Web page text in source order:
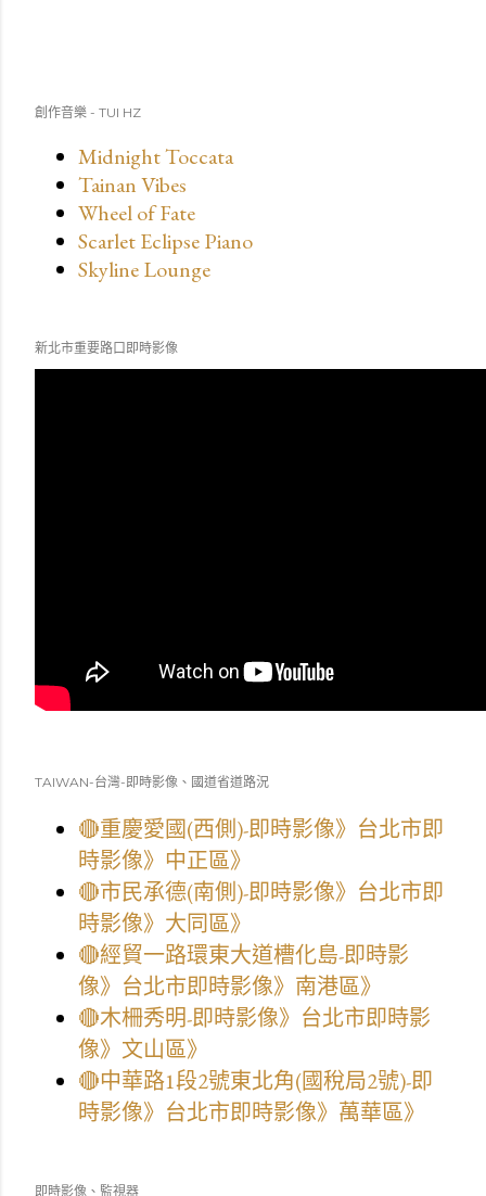
創作音樂 - TUI HZ
Midnight Toccata
Tainan Vibes
Wheel of Fate
Scarlet Eclipse Piano
Skyline Lounge
新北市重要路口即時影像
TAIWAN-台灣-即時影像、國道省道路況
🔴重慶愛國(西側)-即時影像》台北市即
時影像》中正區》
🔴市民承德(南側)-即時影像》台北市即
時影像》大同區》
🔴經貿一路環東大道槽化島-即時影
像》台北市即時影像》南港區》
🔴木柵秀明-即時影像》台北市即時影
像》文山區》
🔴中華路1段2號東北角(國稅局2號)-即
時影像》台北市即時影像》萬華區》
即時影像、監視器